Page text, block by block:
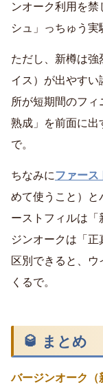
ンオーク利用を
シュ」っちゅう実
ただし、新樽は
イス）が出やすい
所が短期間のフ
熟成」を前面に出
で。
ちなみにファース
めて使うこと）と
ーストフィルは「
ジンオークは「
区別できると、
くるで。
🥃 まとめ
バージンオーク（